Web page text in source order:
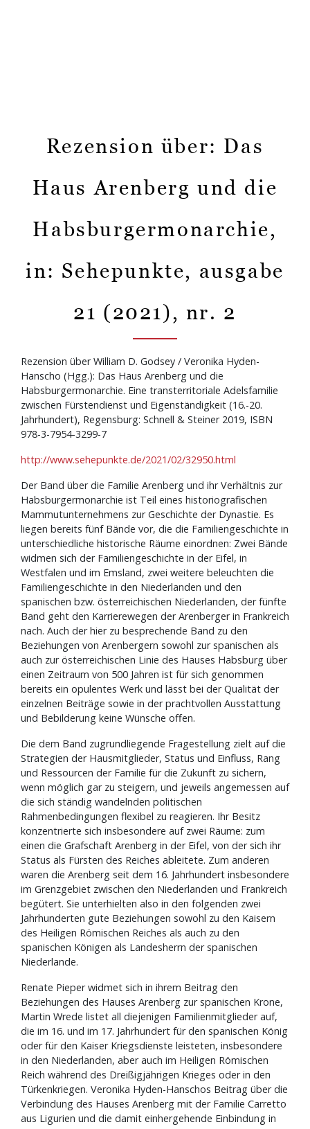
Rezension über: Das
Haus Arenberg und die
Habsburgermonarchie,
in: Sehepunkte, ausgabe
21 (2021), nr. 2
Rezension über William D. Godsey / Veronika Hyden-
Hanscho (Hgg.): Das Haus Arenberg und die
Habsburgermonarchie. Eine transterritoriale Adelsfamilie
zwischen Fürstendienst und Eigenständigkeit (16.-20.
Jahrhundert), Regensburg: Schnell & Steiner 2019, ISBN
978-3-7954-3299-7
http://www.sehepunkte.de/2021/02/32950.html
Der Band über die Familie Arenberg und ihr Verhältnis zur
Habsburgermonarchie ist Teil eines historiografischen
Mammutunternehmens zur Geschichte der Dynastie. Es
liegen bereits fünf Bände vor, die die Familiengeschichte in
unterschiedliche historische Räume einordnen: Zwei Bände
widmen sich der Familiengeschichte in der Eifel, in
Westfalen und im Emsland, zwei weitere beleuchten die
Familiengeschichte in den Niederlanden und den
spanischen bzw. österreichischen Niederlanden, der fünfte
Band geht den Karrierewegen der Arenberger in Frankreich
nach. Auch der hier zu besprechende Band zu den
Beziehungen von Arenbergern sowohl zur spanischen als
auch zur österreichischen Linie des Hauses Habsburg über
einen Zeitraum von 500 Jahren ist für sich genommen
bereits ein opulentes Werk und lässt bei der Qualität der
einzelnen Beiträge sowie in der prachtvollen Ausstattung
und Bebilderung keine Wünsche offen.
Die dem Band zugrundliegende Fragestellung zielt auf die
Strategien der Hausmitglieder, Status und Einfluss, Rang
und Ressourcen der Familie für die Zukunft zu sichern,
wenn möglich gar zu steigern, und jeweils angemessen auf
die sich ständig wandelnden politischen
Rahmenbedingungen flexibel zu reagieren. Ihr Besitz
konzentrierte sich insbesondere auf zwei Räume: zum
einen die Grafschaft Arenberg in der Eifel, von der sich ihr
Status als Fürsten des Reiches ableitete. Zum anderen
waren die Arenberg seit dem 16. Jahrhundert insbesondere
im Grenzgebiet zwischen den Niederlanden und Frankreich
begütert. Sie unterhielten also in den folgenden zwei
Jahrhunderten gute Beziehungen sowohl zu den Kaisern
des Heiligen Römischen Reiches als auch zu den
spanischen Königen als Landesherrn der spanischen
Niederlande.
Renate Pieper widmet sich in ihrem Beitrag den
Beziehungen des Hauses Arenberg zur spanischen Krone,
Martin Wrede listet all diejenigen Familienmitglieder auf,
die im 16. und im 17. Jahrhundert für den spanischen König
oder für den Kaiser Kriegsdienste leisteten, insbesondere
in den Niederlanden, aber auch im Heiligen Römischen
Reich während des Dreißigjährigen Krieges oder in den
Türkenkriegen. Veronika Hyden-Hanschos Beitrag über die
Verbindung des Hauses Arenberg mit der Familie Carretto
aus Ligurien und die damit einhergehende Einbindung in